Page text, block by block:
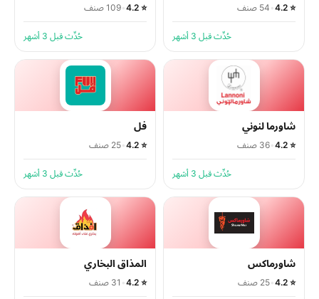
⭐ 4.2 54 صنف
حُدِّث قبل 3 أشهر
⭐ 4.2 109 صنف
حُدِّث قبل 3 أشهر
شاورما لنوني
⭐ 4.2 36 صنف
حُدِّث قبل 3 أشهر
فل
⭐ 4.2 25 صنف
حُدِّث قبل 3 أشهر
شاورماكس
⭐ 4.2 25 صنف
المذاق البخاري
⭐ 4.2 31 صنف